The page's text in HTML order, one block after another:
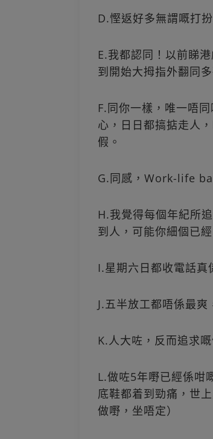
D.慳返好多無謂嘅打扮
E.我都認同！以前睇
到開始大拇指外翻同
F.同你一樣，唯一唔
心，日日都搞掂走人
假。
G.同感，Work-life
H.我覺得每個年紀所
到人，可能你細個已
I.星期六日都收電話真
J.五半放工都唔係最
K.人大咗，反而追求
L.做咗5年嘢已經係咁
底鞋都着到勁痛，世
做嘢，坐唔定）